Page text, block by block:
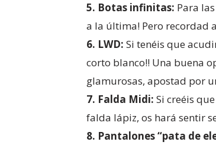
5. Botas infinitas: Para
a la última! Pero recordad
6. LWD: Si tenéis que
corto blanco!! Una buena
glamurosas, apostad por
7. Falda Midi: Si creéis
falda lápiz, os hará sentir
8. Pantalones “pata de